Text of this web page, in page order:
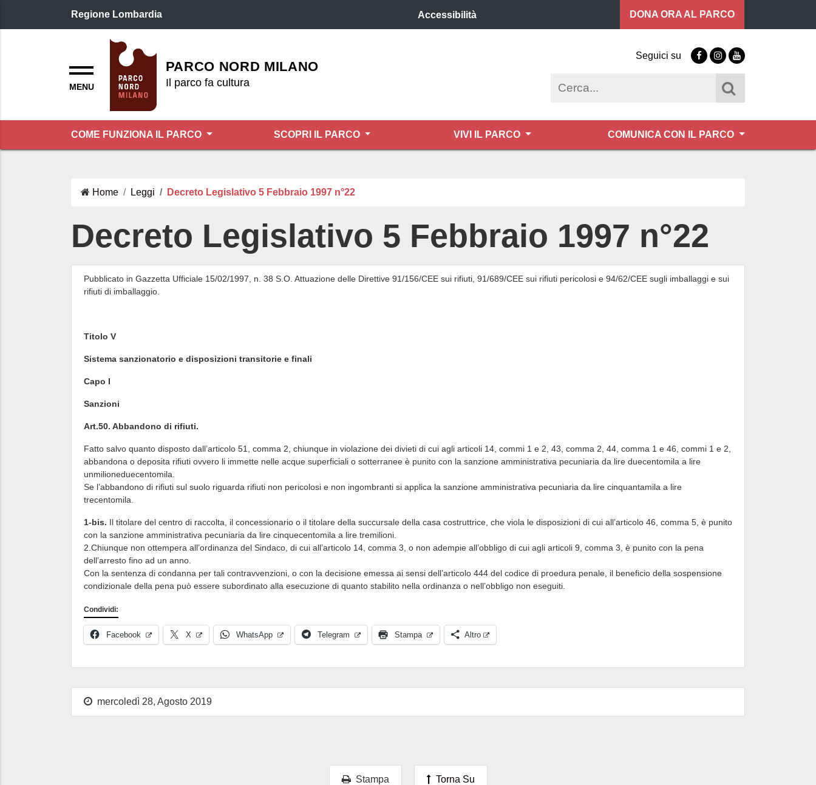
Regione Lombardia Accessibilità DONA ORA AL PARCO
PARCO NORD MILANO
Il parco fa cultura
Seguici su Facebook
Instagram
Youtube
COME FUNZIONA IL PARCO SCOPRI IL PARCO VIVI IL PARCO COMUNICA CON IL PARCO
Home Leggi Decreto Legislativo 5 Febbraio 1997 n°22
Decreto Legislativo 5 Febbraio 1997 n°22
Pubblicato in Gazzetta Ufficiale 15/02/1997, n. 38 S.O. Attuazione delle Direttive 91/156/CEE sui rifiuti, 91/689/CEE sui rifiuti pericolosi e 94/62/CEE sugli imballaggi e sui
rifiuti di imballaggio.
Titolo V
Sistema sanzionatorio e disposizioni transitorie e finali
Capo I
Sanzioni
Art.50. Abbandono di rifiuti.
Fatto salvo quanto disposto dall’articolo 51, comma 2, chiunque in violazione dei divieti di cui agli articoli 14, commi 1 e 2, 43, comma 2, 44, comma 1 e 46, commi 1 e 2,
abbandona o deposita rifiuti ovvero li immette nelle acque superficiali o sotterranee è punito con la sanzione amministrativa pecuniaria da lire duecentomila a lire
unmilioneduecentomila.
Se l’abbandono di rifiuti sul suolo riguarda rifiuti non pericolosi e non ingombranti si applica la sanzione amministrativa pecuniaria da lire cinquantamila a lire
trecentomila.
1-bis. Il titolare del centro di raccolta, il concessionario o il titolare della succursale della casa costruttrice, che viola le disposizioni di cui all’articolo 46, comma 5, è punito
con la sanzione amministrativa pecuniaria da lire cinquecentomila a lire tremilioni.
2.Chiunque non ottempera all’ordinanza del Sindaco, di cui all’articolo 14, comma 3, o non adempie all’obbligo di cui agli articoli 9, comma 3, è punito con la pena
dell’arresto fino ad un anno.
Con la sentenza di condanna per tali contravvenzioni, o con la decisione emessa ai sensi dell’articolo 444 del codice di proedura penale, il beneficio della sospensione
condizionale della pena può essere subordinato alla esecuzione di quanto stabilito nella ordinanza o nell’obbligo non eseguiti.
Condividi:
Facebook X WhatsApp Telegram Stampa Altro
mercoledì 28, Agosto 2019
Stampa Torna Su